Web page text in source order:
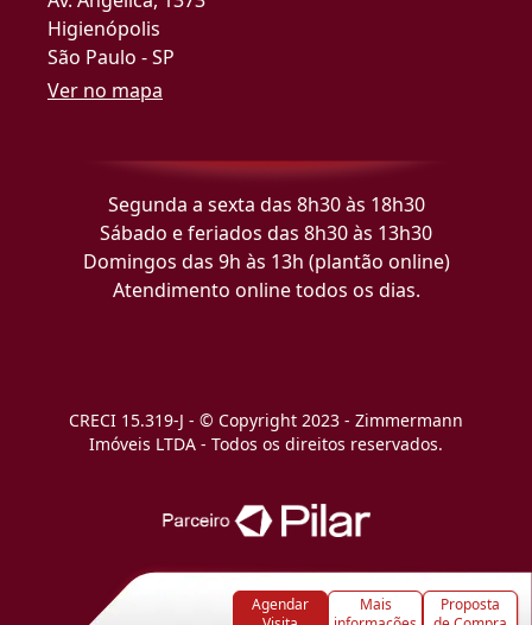
Agendar
Mais
Proposta
Higienópolis
São Paulo - SP
Ver no mapa
Segunda a sexta das 8h30 às 18h30
Sábado e feriados das 8h30 às 13h30
Domingos das 9h às 13h (plantão online)
Atendimento online todos os dias.
CRECI 15.319-J - © Copyright 2023 - Zimmermann
Imóveis LTDA - Todos os direitos reservados.